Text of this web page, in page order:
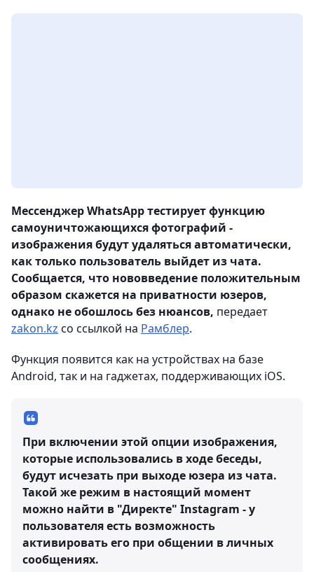
Мессенджер WhatsApp тестирует функцию
самоуничтожающихся фотографий -
изображения будут удаляться автоматически,
как только пользователь выйдет из чата.
Сообщается, что нововведение положительным
образом скажется на приватности юзеров,
однако не обошлось без нюансов, передает
zakon.kz со ссылкой на Рамблер.
Функция появится как на устройствах на базе
Android, так и на гаджетах, поддерживающих iOS.
При включении этой опции изображения,
которые использовались в ходе беседы,
будут исчезать при выходе юзера из чата.
Такой же режим в настоящий момент
можно найти в "Директе" Instagram - у
пользователя есть возможность
активировать его при общении в личных
сообщениях.